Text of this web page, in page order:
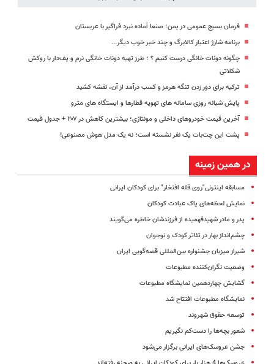
فرمان بسیج عمومی در یمن؛ صنعا آماده نبرد فراگیر با عربستان
برنامه شارژ اعتبار کالابرگ و چند خبر خوب دیگر...
چگونه دونات خانگی درست کنیم ؟ ؛ طرز تهیه دونات خانگی نرم و پف‌دار با روکش
شکلاتی
ترکیه برای دور زدن تنگه هرمز و کسب درآمد از آن، نقشه کشید
پایش شبانه روزی سامانه های تهویه قطارها و ایستگاه های مترو
آخرین قیمت خودروهای داخلی و مونتاژی؛‌ بیشترین کاهش در ۲۰۷ + جدول قیمت
پشت این چت‌بات یک نفر نشسته است؛ نه یک مدل هوش مصنوعی!
در همین زمینه
مسابقه اینترنی"روی قله افتخار" برای کودکان ایرانی
نمایش لحظه‌های پاک عبادت کودکان
پدر و مادر شهیدفهمیده از فرزندشان خاطره می‌گویند
چشم‌انداز بهار در تئاتر کودک و نوجوان
شیراز میزبان جشنواره بین‌المللی قصه‌گویی ایران
وضعیت نگران‌کننده مطبوعات
گشایش چهاردهمین نمایشگاه مطبوعات
نمایشگاه مطبوعات افتتاح شد
توسعه حقوق شهروند
شعور بچه‌ها را دست‌کم نگیریم
جشن عروسک‌های ایرانی برگزار می‌شود